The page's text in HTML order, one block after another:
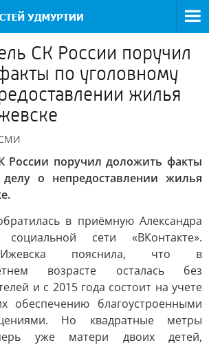
СК России поручил
по уголовному
жилья
России поручил доложить факты
о непредоставлении жилья
в приёмную Александра
сети «ВКонтакте».
Ижевска пояснила, что в
возрасте осталась без
и с 2015 года состоит на учете
обеспечению благоустроенными
Но квадратные метры
уже матери двоих детей,